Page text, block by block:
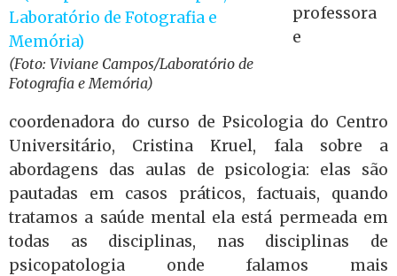
(Foto: Viviane Campos/Laboratório de
Fotografia e Memória)
professora
e
coordenadora do curso de Psicologia do Centro
Universitário, Cristina Kruel, fala sobre a
abordagens das aulas de psicologia: elas são
pautadas em casos práticos, factuais, quando
tratamos a saúde mental ela está permeada em
todas as disciplinas, nas disciplinas de
psicopatologia onde falamos mais